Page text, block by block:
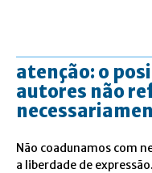
atenção: o
autores não
Não coadunamos com
a liberdade de expressão.